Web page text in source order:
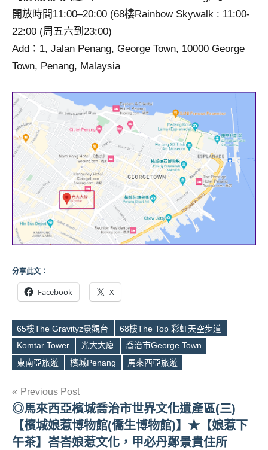
開放時間11:00–20:00 (68樓Rainbow Skywalk : 11:00-
22:00 (周五六到23:00)
Add：1, Jalan Penang, George Town, 10000 George
Town, Penang, Malaysia
分享此文：
Facebook X
Tags
65樓The Gravityz景觀台
68樓The Top 彩虹天空步道
Komtar Tower
光大大廈
喬治市George Town
東南亞旅遊
檳城Penang 馬來西亞旅遊
文
章
導
Previous Post
◎馬來西亞檳城喬治市世界文化遺產區(三)
【檳城娘惹博物館(僑生博物館)】★【娘惹下
午茶】峇峇娘惹文化，甲必丹鄭景貴住所